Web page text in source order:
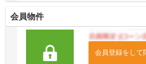
会員物件
会員登録をして